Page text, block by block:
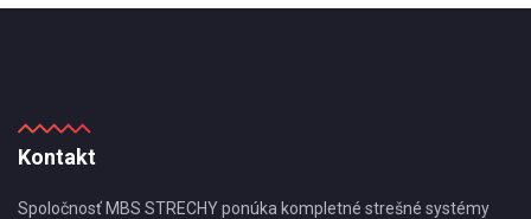
Kontakt
Spoločnosť MBS STRECHY ponúka kompletné strešné systémy